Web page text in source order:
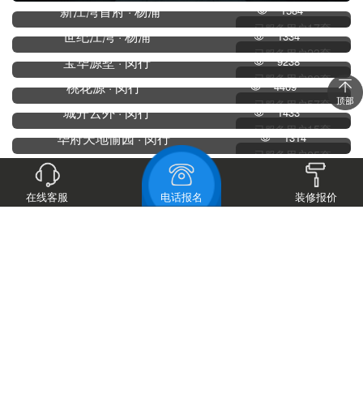
已服务用户17套
新江湾首府 · 杨浦 1584
已服务用户23套
世纪江湾 · 杨浦 1334
已服务用户89套
宝华源墅 · 闵行 9238
已服务用户57套
桃花源 · 闵行 4409
已服务用户15套
城开云外 · 闵行 1433
已服务用户25套
华府天地愉园 · 闵行 1314
23套
浦江华侨城 · 闵行 1333
已服务用户13套
在线客服 电话报名 装修报价